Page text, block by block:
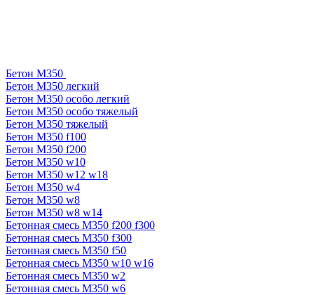
Бетон М350
Бетон М350 легкий
Бетон М350 особо легкий
Бетон М350 особо тяжелый
Бетон М350 тяжелый
Бетон М350 f100
Бетон М350 f200
Бетон М350 w10
Бетон М350 w12 w18
Бетон М350 w4
Бетон М350 w8
Бетон М350 w8 w14
Бетонная смесь М350 f200 f300
Бетонная смесь М350 f300
Бетонная смесь М350 f50
Бетонная смесь М350 w10 w16
Бетонная смесь М350 w2
Бетонная смесь М350 w6